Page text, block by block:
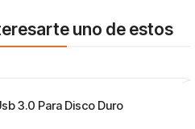
uno de estos
3.0 Para Disco Duro